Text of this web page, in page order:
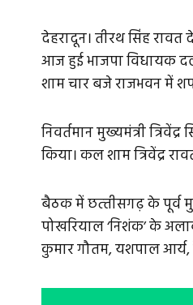
देहरादून। तीरथ सिंह
आज हुई भाजपा विधायक
शाम चार बजे राजभवन में
निवर्तमान मुख्यमंत्री
किया। कल शाम त्रिवेंद्र
बैठक में छत्‍तीसगढ़ के पूर्व
पोखरियाल ‘निशंक’ के
कुमार गौतम, यशपाल